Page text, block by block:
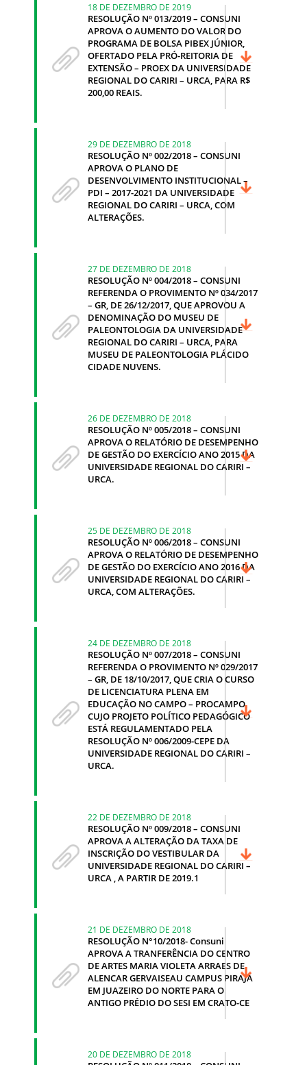
18 DE DEZEMBRO DE 2019
RESOLUÇÃO Nº 013/2019 – CONSUNI
APROVA O AUMENTO DO VALOR DO
PROGRAMA DE BOLSA PIBEX JÚNIOR,
OFERTADO PELA PRÓ-REITORIA DE
EXTENSÃO – PROEX DA UNIVERSIDADE
REGIONAL DO CARIRI – URCA, PARA R$
200,00 REAIS.
29 DE DEZEMBRO DE 2018
RESOLUÇÃO Nº 002/2018 – CONSUNI
APROVA O PLANO DE
DESENVOLVIMENTO INSTITUCIONAL –
PDI – 2017-2021 DA UNIVERSIDADE
REGIONAL DO CARIRI – URCA, COM
ALTERAÇÕES.
27 DE DEZEMBRO DE 2018
RESOLUÇÃO Nº 004/2018 – CONSUNI
REFERENDA O PROVIMENTO Nº 034/2017
– GR, DE 26/12/2017, QUE APROVOU A
DENOMINAÇÃO DO MUSEU DE
PALEONTOLOGIA DA UNIVERSIDADE
REGIONAL DO CARIRI – URCA, PARA
MUSEU DE PALEONTOLOGIA PLÁCIDO
CIDADE NUVENS.
26 DE DEZEMBRO DE 2018
RESOLUÇÃO Nº 005/2018 – CONSUNI
APROVA O RELATÓRIO DE DESEMPENHO
DE GESTÃO DO EXERCÍCIO ANO 2015 DA
UNIVERSIDADE REGIONAL DO CARIRI –
URCA.
25 DE DEZEMBRO DE 2018
RESOLUÇÃO Nº 006/2018 – CONSUNI
APROVA O RELATÓRIO DE DESEMPENHO
DE GESTÃO DO EXERCÍCIO ANO 2016 DA
UNIVERSIDADE REGIONAL DO CARIRI –
URCA, COM ALTERAÇÕES.
24 DE DEZEMBRO DE 2018
RESOLUÇÃO Nº 007/2018 – CONSUNI
REFERENDA O PROVIMENTO Nº 029/2017
– GR, DE 18/10/2017, QUE CRIA O CURSO
DE LICENCIATURA PLENA EM
EDUCAÇÃO NO CAMPO – PROCAMPO,
CUJO PROJETO POLÍTICO PEDAGÓGICO
ESTÁ REGULAMENTADO PELA
RESOLUÇÃO Nº 006/2009-CEPE DA
UNIVERSIDADE REGIONAL DO CARIRI –
URCA.
22 DE DEZEMBRO DE 2018
RESOLUÇÃO Nº 009/2018 – CONSUNI
APROVA A ALTERAÇÃO DA TAXA DE
INSCRIÇÃO DO VESTIBULAR DA
UNIVERSIDADE REGIONAL DO CARIRI –
URCA , A PARTIR DE 2019.1
21 DE DEZEMBRO DE 2018
RESOLUÇÃO N°10/2018- Consuni
APROVA A TRANFERÊNCIA DO CENTRO
DE ARTES MARIA VIOLETA ARRAES DE
ALENCAR GERVAISEAU CAMPUS PIRAJÁ
EM JUAZEIRO DO NORTE PARA O
ANTIGO PRÉDIO DO SESI EM CRATO-CE
20 DE DEZEMBRO DE 2018